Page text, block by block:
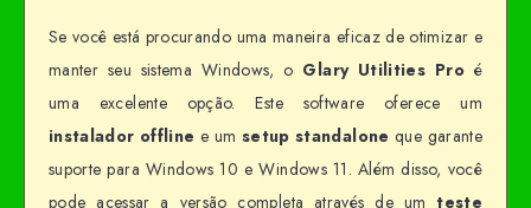
Se você está procurando uma maneira eficaz de otimizar e
manter seu sistema Windows, o Glary Utilities Proé
uma excelente opção. Este software oferece um
instalador offline e um setup standalone que garante
suporte para Windows 10 e Windows 11. Além disso, você
pode acessar a versão completa através de umteste